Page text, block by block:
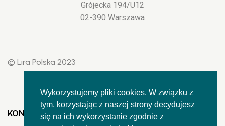
© Lira Polska 2023
Grójecka 194/U12
02-390 Warszawa
KONTAKT
Wykorzystujemy pliki cookies. W związku z
tym, korzystając z naszej strony decydujesz
się na ich wykorzystanie zgodnie z